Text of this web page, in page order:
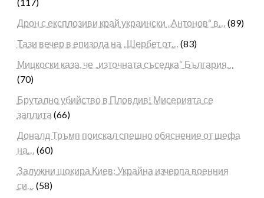
Дрон с експлозиви край украински „Антонов“ в… (89)
Тази вечер в епизода на „Шербет от… (83)
Мицкоски каза, че „източната съседка“ България…
(70)
Брутално убийство в Пловдив! Мисерията се
заплита (66)
Доналд Тръмп поискал спешно обяснение от шефа
на… (60)
Залужни шокира Киев: Украйна изчерпа военния
си… (58)